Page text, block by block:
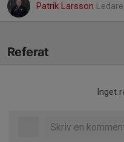
Patrik Larsson Ledare
Referat
Inget